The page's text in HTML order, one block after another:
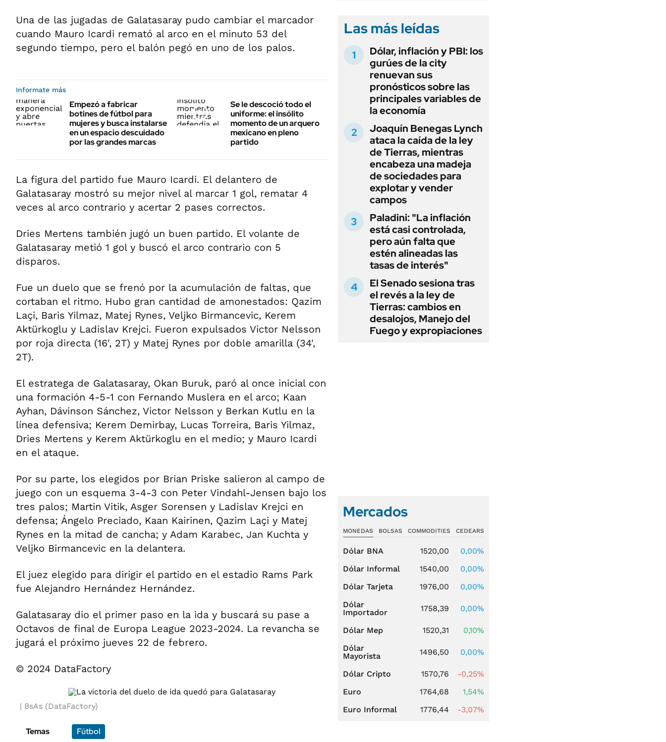
Una de las jugadas de Galatasaray pudo cambiar el marcador
cuando Mauro Icardi remató al arco en el minuto 53 del
segundo tiempo, pero el balón pegó en uno de los palos.
Informate más
Empezó a fabricar
botines de fútbol para
mujeres y busca instalarse
en un espacio descuidado
por las grandes marcas
Se le descoció todo el
uniforme: el insólito
momento de un arquero
mexicano en pleno
partido
La figura del partido fue Mauro Icardi. El delantero de
Galatasaray mostró su mejor nivel al marcar 1 gol, rematar 4
veces al arco contrario y acertar 2 pases correctos.
Dries Mertens también jugó un buen partido. El volante de
Galatasaray metió 1 gol y buscó el arco contrario con 5
disparos.
Fue un duelo que se frenó por la acumulación de faltas, que
cortaban el ritmo. Hubo gran cantidad de amonestados: Qazim
Laçi, Baris Yilmaz, Matej Rynes, Veljko Birmancevic, Kerem
Aktürkoglu y Ladislav Krejci. Fueron expulsados Victor Nelsson
por roja directa (16', 2T) y Matej Rynes por doble amarilla (34',
2T).
El estratega de Galatasaray, Okan Buruk, paró al once inicial con
una formación 4-5-1 con Fernando Muslera en el arco; Kaan
Ayhan, Dávinson Sánchez, Victor Nelsson y Berkan Kutlu en la
línea defensiva; Kerem Demirbay, Lucas Torreira, Baris Yilmaz,
Dries Mertens y Kerem Aktürkoglu en el medio; y Mauro Icardi
en el ataque.
Por su parte, los elegidos por Brian Priske salieron al campo de
juego con un esquema 3-4-3 con Peter Vindahl-Jensen bajo los
tres palos; Martin Vitik, Asger Sorensen y Ladislav Krejci en
defensa; Ángelo Preciado, Kaan Kairinen, Qazim Laçi y Matej
Rynes en la mitad de cancha; y Adam Karabec, Jan Kuchta y
Veljko Birmancevic en la delantera.
El juez elegido para dirigir el partido en el estadio Rams Park
fue Alejandro Hernández Hernández.
Galatasaray dio el primer paso en la ida y buscará su pase a
Octavos de final de Europa League 2023-2024. La revancha se
jugará el próximo jueves 22 de febrero.
© 2024 DataFactory
BsAs (DataFactory)
Temas Fútbol
Las más leídas
Dólar, inflación y PBI: los
gurúes de la city
renuevan sus
pronósticos sobre las
principales variables de
la economía
Joaquín Benegas Lynch
ataca la caída de la ley
de Tierras, mientras
encabeza una madeja
de sociedades para
explotar y vender
campos
Paladini: "La inflación
está casi controlada,
pero aún falta que
estén alineadas las
tasas de interés"
El Senado sesiona tras
el revés a la ley de
Tierras: cambios en
desalojos, Manejo del
Fuego y expropiaciones
Mercados
MONEDAS BOLSAS COMMODITIES CEDEARS
Dólar BNA 1520,00
0,00%
Dólar Informal
1540,00
0,00%
Dólar Tarjeta
1976,00
0,00%
Dólar
Importador
1758,39 0,00%
Dólar Mep 1520,31
0,10%
Dólar
Mayorista
1496,50 0,00%
Dólar Cripto 1570,76
-0,25%
Euro
1764,68
1,54%
Euro Informal
1776,44 -3,07%